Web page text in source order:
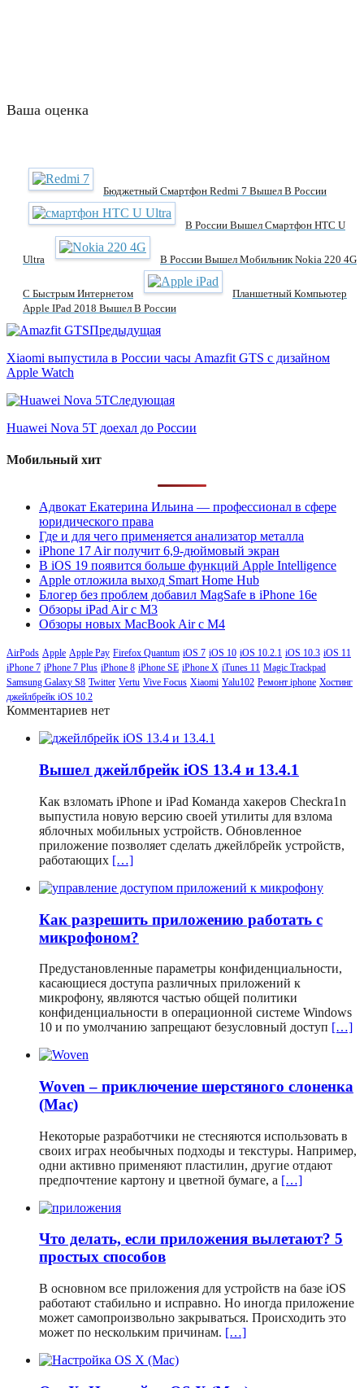
Ваша оценка
Бюджетный Смартфон Redmi 7 Вышел В России
В России Вышел Смартфон HTC U
Ultra В России Вышел Мобильник Nokia 220 4G
С Быстрым Интернетом
Планшетный Компьютер
Apple IPad 2018 Вышел В России
Предыдущая
Xiaomi выпустила в России часы Amazfit GTS с дизайном
Apple Watch
Следующая
Huawei Nova 5T доехал до России
Мобильный хит
Адвокат Екатерина Ильина — профессионал в сфере
юридического права
Где и для чего применяется анализатор металла
iPhone 17 Air получит 6,9-дюймовый экран
В iOS 19 появится больше функций Apple Intelligence
Apple отложила выход Smart Home Hub
Блогер без проблем добавил MagSafe в iPhone 16e
Обзоры iPad Air с M3
Обзоры новых MacBook Air с M4
AirPods Apple Apple Pay Firefox Quantum iOS 7 iOS 10 iOS 10.2.1 iOS 10.3 iOS 11
iPhone 7 iPhone 7 Plus iPhone 8 iPhone SE iPhone X iTunes 11 Magic Trackpad
Samsung Galaxy S8 Twitter Vertu Vive Focus Xiaomi Yalu102 Ремонт iphone Хостинг
джейлбрейк iOS 10.2
Комментариев нет
Вышел джейлбрейк iOS 13.4 и 13.4.1
Как взломать iPhone и iPad Команда хакеров Checkra1n
выпустила новую версию своей утилиты для взлома
яблочных мобильных устройств. Обновленное
приложение позволяет сделать джейлбрейк устройств,
работающих […]
Как разрешить приложению работать с
микрофоном?
Предустановленные параметры конфиденциальности,
касающиеся доступа различных приложений к
микрофону, являются частью общей политики
конфиденциальности в операционной системе Windows
10 и по умолчанию запрещают безусловный доступ […]
Woven – приключение шерстяного слоненка
(Mac)
Некоторые разработчики не стесняются использовать в
своих играх необычных подходы и текстуры. Например,
одни активно применяют пластилин, другие отдают
предпочтение картону и цветной бумаге, а […]
Что делать, если приложения вылетают? 5
простых способов
В основном все приложения для устройств на базе iOS
работают стабильно и исправно. Но иногда приложение
может самопроизвольно закрываться. Происходить это
может по нескольким причинам. […]